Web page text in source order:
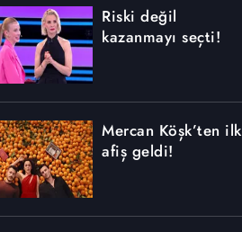
Riski değil
kazanmayı seçti!
Mercan Köşk’ten ilk
afiş geldi!